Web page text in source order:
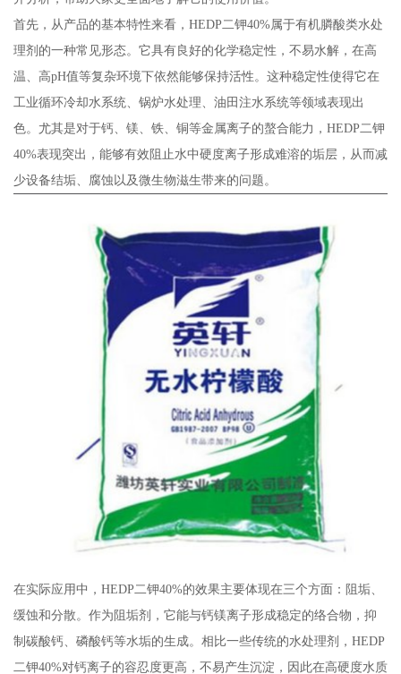
首先，从产品的基本特性来看，HEDP二钾40%属于有机膦酸类水处
理剂的一种常见形态。它具有良好的化学稳定性，不易水解，在高
温、高pH值等复杂环境下依然能够保持活性。这种稳定性使得它在
工业循环冷却水系统、锅炉水处理、油田注水系统等领域表现出
色。尤其是对于钙、镁、铁、铜等金属离子的螯合能力，HEDP二钾
40%表现突出，能够有效阻止水中硬度离子形成难溶的垢层，从而减
少设备结垢、腐蚀以及微生物滋生带来的问题。
在实际应用中，HEDP二钾40%的效果主要体现在三个方面：阻垢、
缓蚀和分散。作为阻垢剂，它能与钙镁离子形成稳定的络合物，抑
制碳酸钙、磷酸钙等水垢的生成。相比一些传统的水处理剂，HEDP
二钾40%对钙离子的容忍度更高，不易产生沉淀，因此在高硬度水质